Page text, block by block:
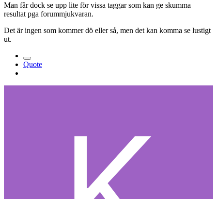
Man får dock se upp lite för vissa taggar som kan ge skumma
resultat pga forummjukvaran.
Det är ingen som kommer dö eller så, men det kan komma se lustigt
ut.
Quote